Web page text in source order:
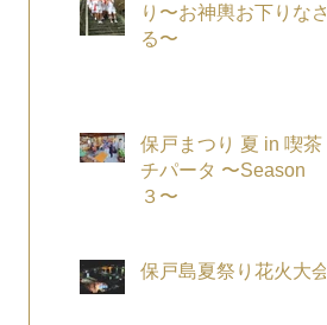
り〜お神輿お下りなさ
る〜
保戸まつり 夏 in 喫茶
チパータ 〜Season
３〜
保戸島夏祭り花火大会